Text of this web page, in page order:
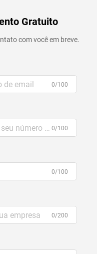
Gratuito
com você em breve.
0/100
0/100
0/100
0/200